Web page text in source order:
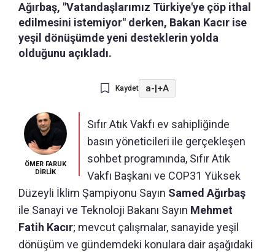
Ağırbaş, "Vatandaşlarımız Türkiye'ye çöp ithal
edilmesini istemiyor" derken, Bakan Kacır ise
yeşil dönüşümde yeni desteklerin yolda
olduğunu açıkladı.
Kaydet a-|+A
ÖMER FARUK
DİRLİK
Sıfır Atık Vakfı ev sahipliğinde
basın yöneticileri ile gerçekleşen
sohbet programında, Sıfır Atık
Vakfı Başkanı ve COP31 Yüksek
Düzeyli İklim Şampiyonu Sayın Samed Ağırbaş
ile Sanayi ve Teknoloji Bakanı Sayın Mehmet
Fatih Kacır; mevcut çalışmalar, sanayide yeşil
dönüşüm ve gündemdeki konulara dair aşağıdaki